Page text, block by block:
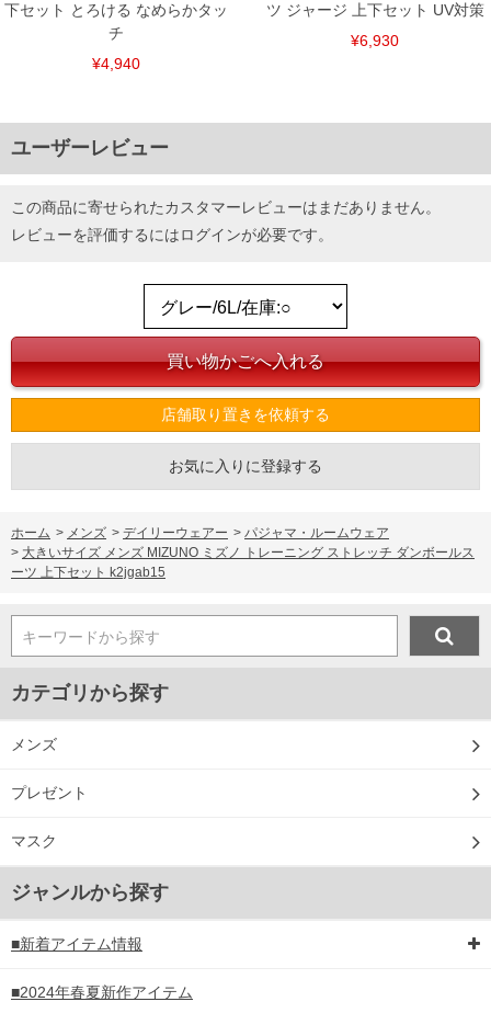
DETAIL
下セット とろける なめらかタッ
チ
¥4,940
ツ ジャージ 上下セット UV対策
¥6,930
ユーザーレビュー
この商品に寄せられたカスタマーレビューはまだありません。
レビューを評価するにはログインが必要です。
店舗取り置きを依頼する
お気に入りに登録する
ホーム > メンズ > デイリーウェアー > パジャマ・ルームウェア
> 大きいサイズ メンズ MIZUNO ミズノ トレーニング ストレッチ ダンボールス
ーツ 上下セット k2jgab15
キーワードから探す
カテゴリから探す
メンズ
プレゼント
マスク
ジャンルから探す
■新着アイテム情報
■2024年春夏新作アイテム